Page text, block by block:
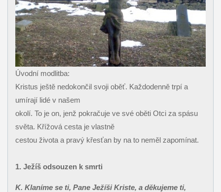
Úvodní modlitba:
Kristus ještě nedokončil svoji oběť. Každodenně trpí a
umírají lidé v našem
okolí. To je on, jenž pokračuje ve své oběti Otci za spásu
světa. Křížová cesta je vlastně
cestou života a pravý křesťan by na to neměl zapomínat.
1. Ježíš odsouzen k smrti
K. Klaníme se ti, Pane Ježíši Kriste, a děkujeme ti,